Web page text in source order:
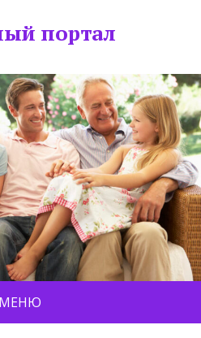
портал
МЕНЮ